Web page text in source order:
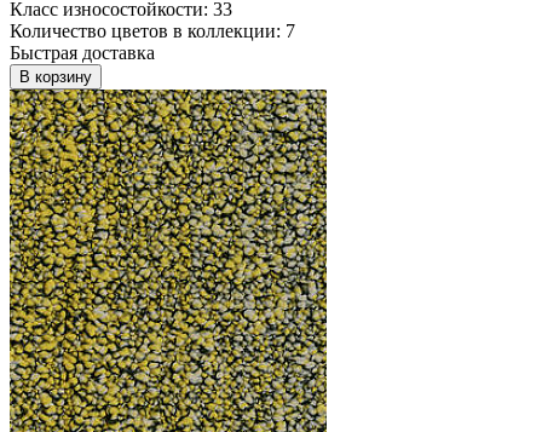
Класс износостойкости: 33
Количество цветов в коллекции: 7
Быстрая доставка
В корзину